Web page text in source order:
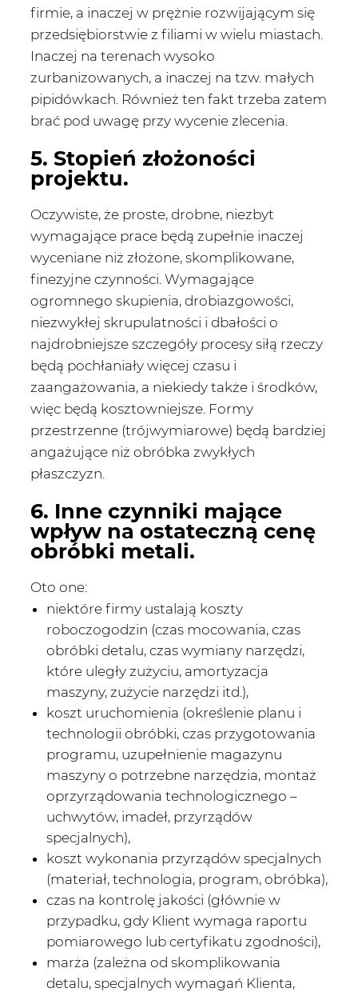
firmie, a inaczej w prężnie rozwijającym się
przedsiębiorstwie z filiami w wielu miastach.
Inaczej na terenach wysoko
zurbanizowanych, a inaczej na tzw. małych
pipidówkach. Również ten fakt trzeba zatem
brać pod uwagę przy wycenie zlecenia.
5. Stopień złożoności
projektu.
Oczywiste, że proste, drobne, niezbyt
wymagające prace będą zupełnie inaczej
wyceniane niż złożone, skomplikowane,
finezyjne czynności. Wymagające
ogromnego skupienia, drobiazgowości,
niezwykłej skrupulatności i dbałości o
najdrobniejsze szczegóły procesy siłą rzeczy
będą pochłaniały więcej czasu i
zaangażowania, a niekiedy także i środków,
więc będą kosztowniejsze. Formy
przestrzenne (trójwymiarowe) będą bardziej
angażujące niż obróbka zwykłych
płaszczyzn.
6. Inne czynniki mające
wpływ na ostateczną cenę
obróbki metali.
Oto one:
niektóre firmy ustalają koszty
roboczogodzin (czas mocowania, czas
obróbki detalu, czas wymiany narzędzi,
które uległy zużyciu, amortyzacja
maszyny, zużycie narzędzi itd.),
koszt uruchomienia (określenie planu i
technologii obróbki, czas przygotowania
programu, uzupełnienie magazynu
maszyny o potrzebne narzędzia, montaż
oprzyrządowania technologicznego –
uchwytów, imadeł, przyrządów
specjalnych),
koszt wykonania przyrządów specjalnych
(materiał, technologia, program, obróbka),
czas na kontrolę jakości (głównie w
przypadku, gdy Klient wymaga raportu
pomiarowego lub certyfikatu zgodności),
marża (zależna od skomplikowania
detalu, specjalnych wymagań Klienta,